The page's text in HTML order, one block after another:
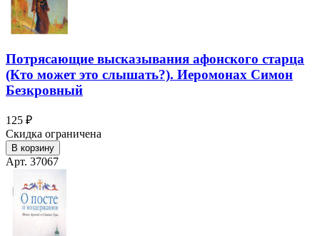
Потрясающие высказывания афонского старца
(Кто может это слышать?). Иеромонах Симон
Безкровный
125 ₽
Скидка ограничена
В корзину
Арт. 37067